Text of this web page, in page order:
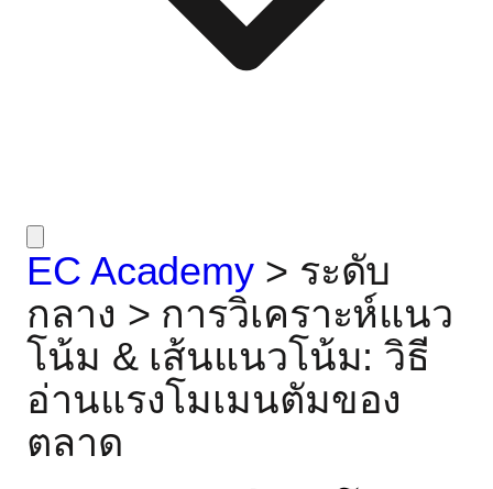
EC Academy > ระดับ
กลาง > การวิเคราะห์แนว
โน้ม & เส้นแนวโน้ม: วิธี
อ่านแรงโมเมนตัมของ
ตลาด